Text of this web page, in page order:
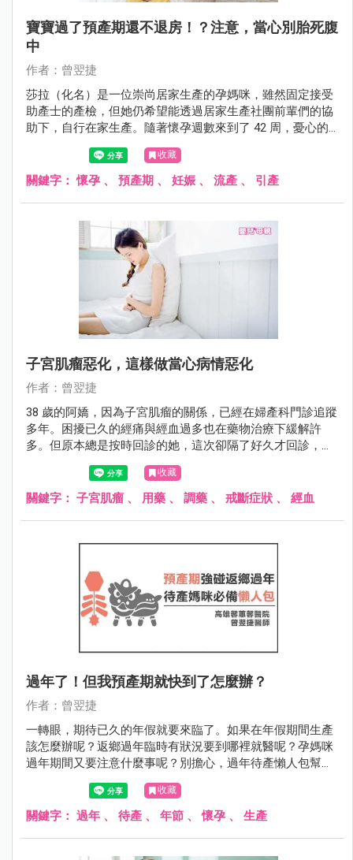
寶寶過了預產期還不退房！？注意，當心別胎死腹
中
作者：曾翌捷
莎拉（化名）是一位崇尚居家生產的孕媽咪，雖然固定接受
助產士的產檢，但她仍希望能透過居家生產社團前輩們的協
助下，自行在家生產。隨著懷孕週數來到了 42 周，憂心的
助產士建議她到院進行引產，以免寶寶因為胎盤功能老化而
發生意外。但在許多社團前輩的鼓勵下，莎拉決定忽略助產
士的建議，繼續等待產兆。
收藏
關鍵字：懷孕 、 預產期 、 妊娠 、 流產 、 引產
子宮肌瘤惡化，這樣做當心病情惡化
作者：曾翌捷
38 歲的阿嬌，因為子宮肌瘤的關係，已經在婦產科門診追蹤
多年。困擾已久的經痛與經血過多也在藥物治療下緩解許
多。但原本總是按時回診的她，這次卻隔了好久才回診，而
且見面的地方居然是在急診室。
收藏
關鍵字： 子宮肌瘤 、 用藥 、 調藥 、 戒斷症狀 、 經血
過年了！但我預產期就快到了怎麼辦？
作者：曾翌捷
一轉眼，期待已久的年假就要來臨了。如果在年假期間生產
該怎麼辦呢？返鄉過年臨時有狀況要到哪裡就醫呢？孕媽咪
過年期間又要注意什麼事呢？別擔心，過年待產懶人包幫你
準備好囉！祝大家都能平平安安，過個愉快的好年。
收藏
關鍵字： 過年 、 待產 、 年節 、懷孕 、 生產